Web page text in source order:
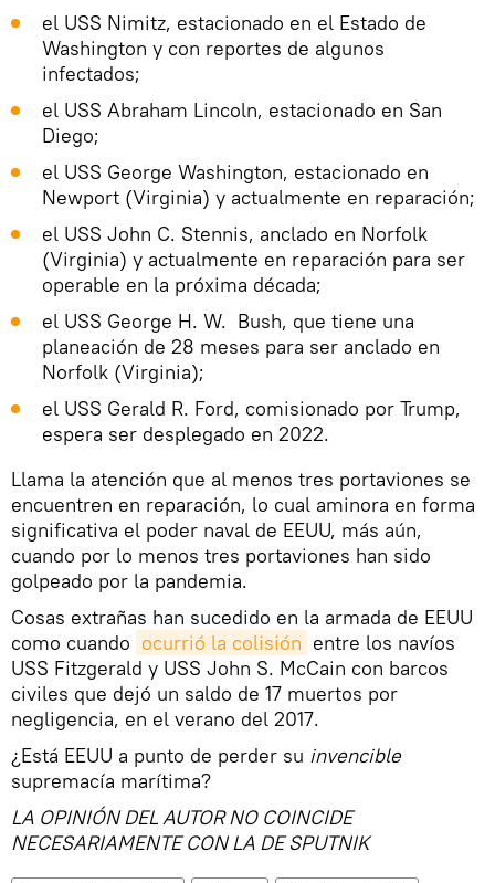
el USS Nimitz, estacionado en el Estado de
Washington y con reportes de algunos
infectados;
el USS Abraham Lincoln, estacionado en San
Diego;
el USS George Washington, estacionado en
Newport (Virginia) y actualmente en reparación;
el USS John C. Stennis, anclado en Norfolk
(Virginia) y actualmente en reparación para ser
operable en la próxima década;
el USS George H. W. Bush, que tiene una
planeación de 28 meses para ser anclado en
Norfolk (Virginia);
el USS Gerald R. Ford, comisionado por Trump,
espera ser desplegado en 2022.
Llama la atención que al menos tres portaviones se
encuentren en reparación, lo cual aminora en forma
significativa el poder naval de EEUU, más aún,
cuando por lo menos tres portaviones han sido
golpeado por la pandemia.
Cosas extrañas han sucedido en la armada de EEUU
como cuando ocurrió la colisión entre los navíos
USS Fitzgerald y USS John S. McCain con barcos
civiles que dejó un saldo de 17 muertos por
negligencia, en el verano del 2017.
¿Está EEUU a punto de perder su invencible
supremacía marítima?
LA OPINIÓN DEL AUTOR NO COINCIDE
NECESARIAMENTE CON LA DE SPUTNIK